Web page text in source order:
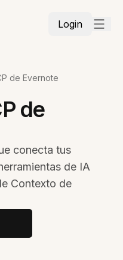
Login
de Evernote
de
conecta tus
de IA
Contexto de